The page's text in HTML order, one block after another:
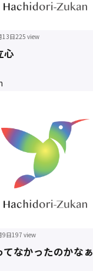
13日225 view
心
9日197 view
なかったのかなぁ